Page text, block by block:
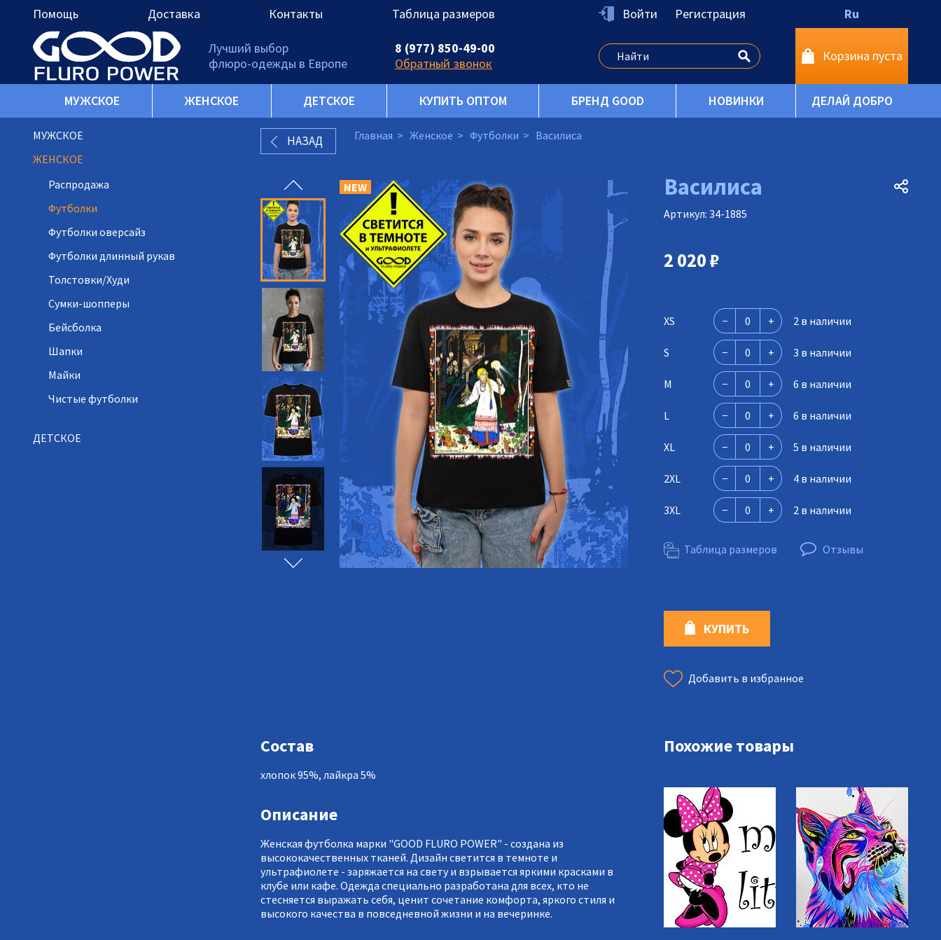
Помощь Доставка Контакты Таблица размеров Войти Регистрация Ru
Лучший выбор
флюро-одежды в Европе
8 (977) 850-49-00
Обратный звонок
Корзина пуста
МУЖСКОЕ ЖЕНСКОЕ ДЕТСКОЕ КУПИТЬ ОПТОМ БРЕНД GOOD НОВИНКИ ДЕЛАЙ ДОБРО
МУЖСКОЕ
ЖЕНСКОЕ
Распродажа
Футболки
Футболки оверсайз
Футболки длинный рукав
Толстовки/Худи
Сумки-шопперы
Бейсболка
Шапки
Майки
Чистые футболки
ДЕТСКОЕ
НАЗАД Главная Женское Футболки Василиса
NEW Василиса
Артикул: 34-1885
2 020₽
XS 2 в наличии
S 3 в наличии
M 6 в наличии
L 6 в наличии
XL 5 в наличии
2XL 4 в наличии
3XL 2 в наличии
Таблица размеров Отзывы
КУПИТЬ
Добавить в избранное
Состав
хлопок 95%, лайкра 5%
Описание
Женская футболка марки "GOOD FLURO POWER" - создана из
высококачественных тканей. Дизайн светится в темноте и
ультрафиолете - заряжается на свету и взрывается яркими красками в
клубе или кафе. Одежда специально разработана для всех, кто не
стесняется выражать себя, ценит сочетание комфорта, яркого стиля и
высокого качества в повседневной жизни и на вечеринке.
Похожие товары